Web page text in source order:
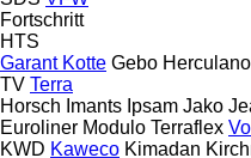
Fortschritt
HTS
Garant Kotte Gebo Herculano
TV Terra
Horsch Imants Ipsam Jako
Euroliner Modulo Terraflex
KWD Kaweco Kimadan